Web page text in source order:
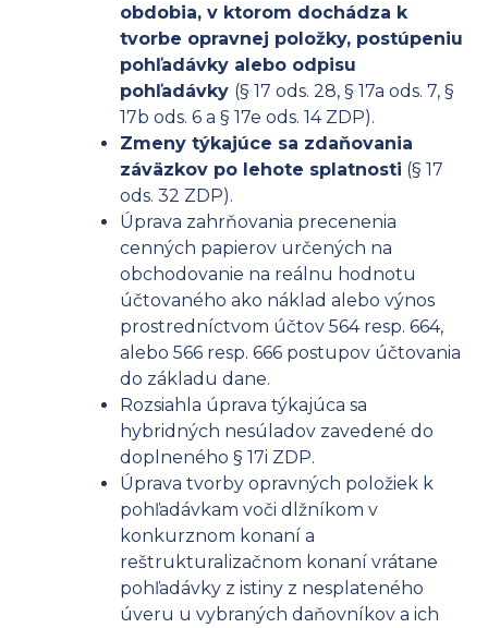
obdobia, v ktorom dochádza k
tvorbe opravnej položky, postúpeniu
pohľadávky alebo odpisu
pohľadávky (§ 17 ods. 28, § 17a ods. 7, §
17b ods. 6 a § 17e ods. 14 ZDP).
Zmeny týkajúce sa zdaňovania
záväzkov po lehote splatnosti (§ 17
ods. 32 ZDP).
Úprava zahrňovania precenenia
cenných papierov určených na
obchodovanie na reálnu hodnotu
účtovaného ako náklad alebo výnos
prostredníctvom účtov 564 resp. 664,
alebo 566 resp. 666 postupov účtovania
do základu dane.
Rozsiahla úprava týkajúca sa
hybridných nesúladov zavedené do
doplneného § 17i ZDP.
Úprava tvorby opravných položiek k
pohľadávkam voči dlžníkom v
konkurznom konaní a
reštrukturalizačnom konaní vrátane
pohľadávky z istiny z nesplateného
úveru u vybraných daňovníkov a ich